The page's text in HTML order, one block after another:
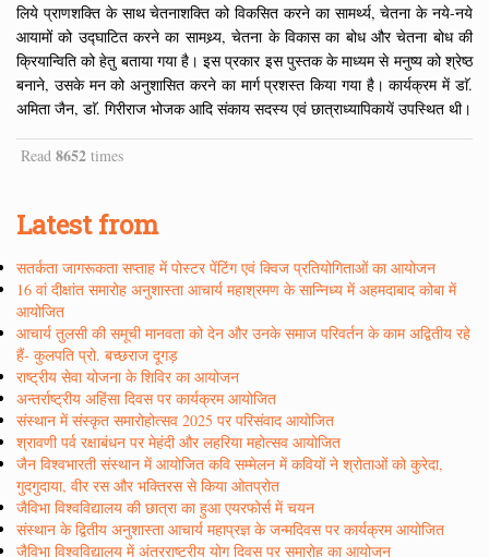
लिये प्राणशक्ति के साथ चेतनाशक्ति को विकसित करने का सामर्थ्य, चेतना के नये-नये
आयामों को उद्घाटित करने का सामथ्र्य, चेतना के विकास का बोध और चेतना बोध की
क्रियान्विति को हेतु बताया गया है। इस प्रकार इस पुस्तक के माध्यम से मनुष्य को श्रेष्ठ
बनाने, उसके मन को अनुशासित करने का मार्ग प्रशस्त किया गया है। कार्यक्रम में डाॅ.
अमिता जैन, डाॅ. गिरीराज भोजक आदि संकाय सदस्य एवं छात्राध्यापिकायें उपस्थित थी।
Read 8652 times
Latest from
सतर्कता जागरूकता सप्ताह में पोस्टर पेंटिंग एवं क्विज प्रतियोगिताओं का आयोजन
16 वां दीक्षांत समारोह अनुशास्ता आचार्य महाश्रमण के सान्निध्य में अहमदाबाद कोबा में
आयोजित
आचार्य तुलसी की समूची मानवता को देन और उनके समाज परिवर्तन के काम अद्वितीय रहे
हैं- कुलपति प्रो. बच्छराज दूगड़
राष्ट्रीय सेवा योजना के शिविर का आयोजन
अन्तर्राष्ट्रीय अहिंसा दिवस पर कार्यक्रम आयोजित
संस्थान में संस्कृत समारोहोत्सव 2025 पर परिसंवाद आयोजित
श्रावणी पर्व रक्षाबंधन पर मेहंदी और लहरिया महोत्सव आयोजित
जैन विश्वभारती संस्थान में आयोजित कवि सम्मेलन में कवियों ने श्रोताओं को कुरेदा,
गुदगुदाया, वीर रस और भक्तिरस से किया ओतप्रोत
जैविभा विश्वविद्यालय की छात्रा का हुआ एयरफोर्स में चयन
संस्थान के द्वितीय अनुशास्ता आचार्य महाप्रज्ञ के जन्मदिवस पर कार्यक्रम आयोजित
जैविभा विश्वविद्यालय में अंतरराष्ट्रीय योग दिवस पर समारोह का आयोजन